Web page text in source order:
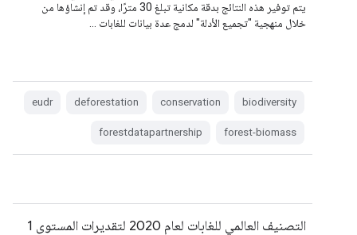
يتم توفير هذه النتائج بدقة مكانية تبلغ 30 مترًا، وقد تم إنشاؤها من
خلال منهجية "تجميع الأدلة" لدمج عدة بيانات للغابات …
biodiversity
conservation
deforestation
eudr
forest-biomass
forestdatapartnership
التصنيف العالمي للغابات لعام 2020 لتقديرات المستوى 1